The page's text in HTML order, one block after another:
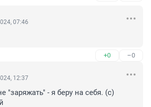
07:46
+0 –0
12:37
"заряжать" - я беру на себя. (с)